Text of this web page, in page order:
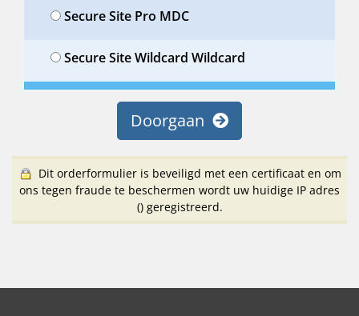
Secure Site Pro MDC
Secure Site Wildcard Wildcard
Doorgaan
Dit orderformulier is beveiligd met een certificaat en om
ons tegen fraude te beschermen wordt uw huidige IP adres
() geregistreerd.